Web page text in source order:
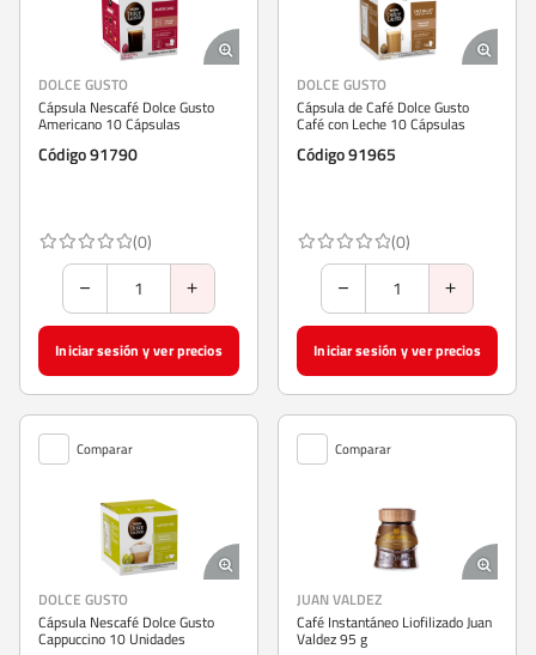
DOLCE GUSTO
Cápsula Nescafé Dolce Gusto
Americano 10 Cápsulas
Código 91790
(0)
Iniciar sesión y ver precios
DOLCE GUSTO
Cápsula de Café Dolce Gusto
Café con Leche 10 Cápsulas
Código 91965
(0)
Iniciar sesión y ver precios
Comparar
DOLCE GUSTO
Cápsula Nescafé Dolce Gusto
Cappuccino 10 Unidades
Comparar
JUAN VALDEZ
Café Instantáneo Liofilizado Juan
Valdez 95 g